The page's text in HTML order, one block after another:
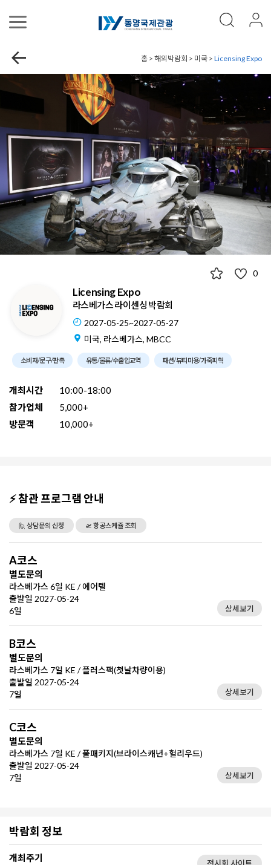
홈 > 해외박람회 > 미국 > Licensing Expo
0
Licensing Expo
라스베가스 라이센싱 박람회
2027-05-25~2027-05-27
미국, 라스베가스, MBCC
소비재/문구/판촉 유통/물류/수출입교역 패션/뷰티미용/가죽피혁
개최시간
10:00-18:00
참가업체
5,000+
방문객
10,000+
⚡ 참관 프로그램 안내
🙋 상담문의 신청 🛫 항공스케쥴 조회
A코스
별도문의
라스베가스 6일 KE / 에어텔
출발일 2027-05-24
6일
상세보기
B코스
별도문의
라스베가스 7일 KE / 플러스팩(첫날차량이용)
출발일 2027-05-24
7일
상세보기
C코스
별도문의
라스베가스 7일 KE / 풀패키지(브라이스캐년+헐리우드)
출발일 2027-05-24
7일
상세보기
박람회 정보
개최주기
전시회 사이트